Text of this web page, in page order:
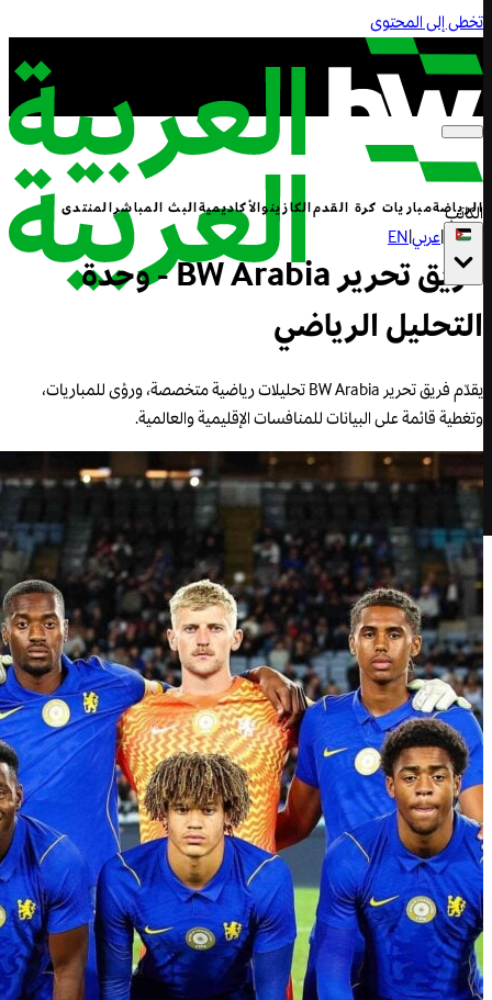
تخطى إلى المحتوى
الرياضةمباريات كرة القدمالكازينوالأكاديميةالبث المباشرالمنتدى
|عربي|
EN
الكاتب
فريق تحرير BW Arabia - وحدة
التحليل الرياضي
يقدّم فريق تحرير BW Arabia تحليلات رياضية متخصصة، ورؤى للمباريات،
وتغطية قائمة على البيانات للمنافسات الإقليمية والعالمية.